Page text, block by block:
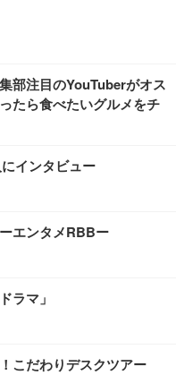
部注目のYouTuberがオス
たら食べたいグルメをチ
インタビュー
エンタメRBBー
ラマ」
こだわりデスクツアー